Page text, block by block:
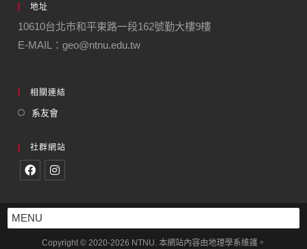
地址
10610台北市和平東路一段162號勤大樓9樓
E-MAIL：geo@ntnu.edu.tw
相關連結
系友會
社群網站
MENU
Copyright © 2020-2026 NTNU. 本網站內容由地理學系維護。